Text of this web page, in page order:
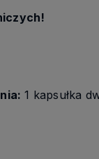
1 kapsułka